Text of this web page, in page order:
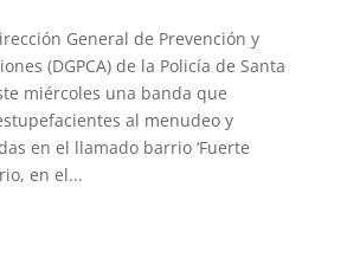
General de Prevención y
(DGPCA) de la Policía de Santa
miércoles una banda que
al menudeo y
en el llamado barrio ‘Fuerte
en el...